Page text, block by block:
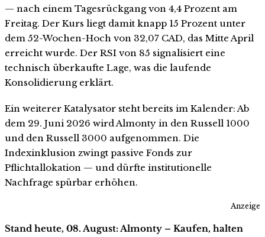
— nach einem Tagesrückgang von 4,4 Prozent am
Freitag. Der Kurs liegt damit knapp 15 Prozent unter
dem 52-Wochen-Hoch von 32,07 CAD, das Mitte April
erreicht wurde. Der RSI von 85 signalisiert eine
technisch überkaufte Lage, was die laufende
Konsolidierung erklärt.
Ein weiterer Katalysator steht bereits im Kalender: Ab
dem 29. Juni 2026 wird Almonty in den Russell 1000
und den Russell 3000 aufgenommen. Die
Indexinklusion zwingt passive Fonds zur
Pflichtallokation — und dürfte institutionelle
Nachfrage spürbar erhöhen.
Anzeige
Stand heute, 08. August: Almonty – Kaufen, halten